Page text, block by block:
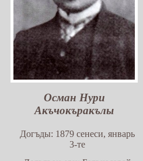
Осман Нури
Акъчокъракълы
Догъды: 1879 сенеси, январь
3-те